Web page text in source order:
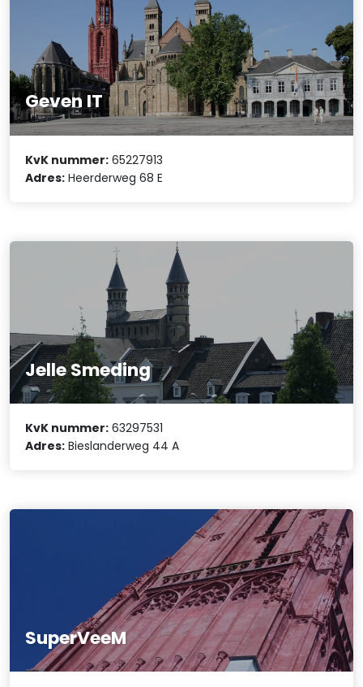
Geven IT
KvK nummer: 65227913
Adres: Heerderweg 68 E
Jelle Smeding
KvK nummer: 63297531
Adres: Bieslanderweg 44 A
SuperVeeM